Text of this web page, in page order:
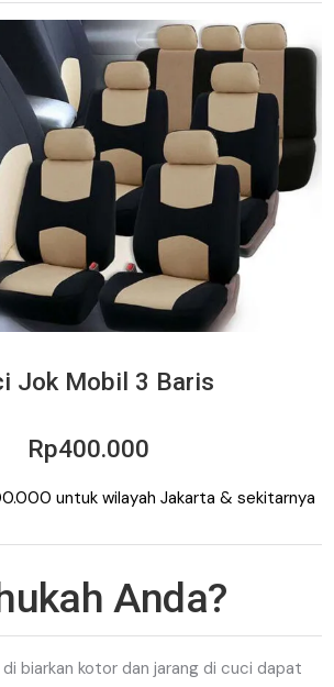
Jok Mobil 3 Baris
Rp400.000
untuk wilayah Jakarta & sekitarnya
Anda?
biarkan kotor dan jarang di cuci dapat